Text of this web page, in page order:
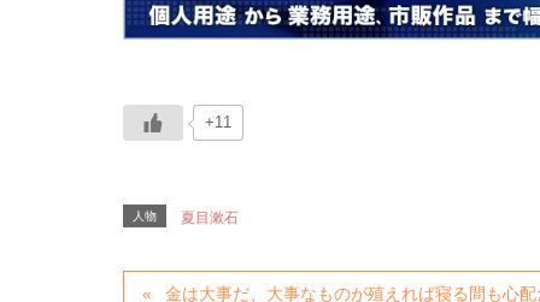
+11
人物 夏目漱石
金は大事だ、大事なものが殖えれば寝る間も心